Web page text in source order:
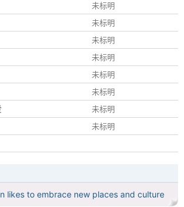
未标明
未标明
未标明
未标明
未标明
未标明
未标明
未标明
likes to embrace new places and culture